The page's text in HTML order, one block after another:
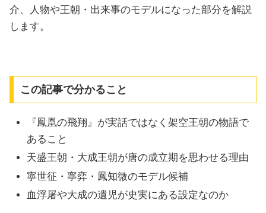
介、人物や王朝・出来事のモデルになった部分を解説
します。
この記事で分かること
『鳳凰の飛翔』が実話ではなく架空王朝の物語で
あること
天盛王朝・大成王朝が唐の成立期を思わせる理由
寧世征・寧弈・鳳知微のモデル候補
血浮屠や大成の遺児が史実にある設定なのか